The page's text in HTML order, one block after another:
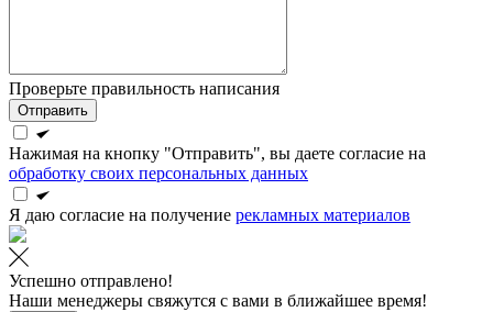
Проверьте правильность написания
Отправить
Нажимая на кнопку "Отправить", вы даете согласие на
обработку своих персональных данных
Я даю согласие на получение рекламных материалов
Успешно отправлено!
Наши менеджеры свяжутся с вами в ближайшее время!